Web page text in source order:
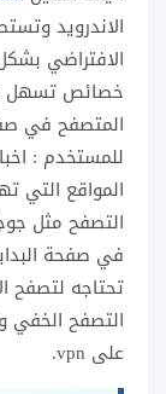
الاندرويد
الافتراضي
خصائص تسهل
المتصفح في
للمستخدم :
المواقع التي
التصفح مثل
في صفحة
تحتاجه لتصفح
التصفح الخفي
على vpn.